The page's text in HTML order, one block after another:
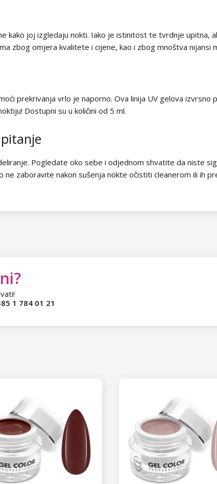
kako joj izgledaju nokti. Iako je istinitost te tvrdnje upitna,
zbog omjera kvalitete i cijene, kao i zbog mnoštva nijansi
prekrivanja vrlo je naporno. Ova linija UV gelova izvrsno
Dostupni su u količini od 5 ml.
Pogledate oko sebe i odjednom shvatite da niste
ne zaboravite nakon sušenja nokte očistiti cleanerom ili ih
1 784 01 21